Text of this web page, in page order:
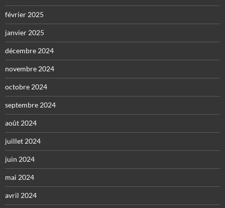
février 2025
janvier 2025
décembre 2024
novembre 2024
octobre 2024
septembre 2024
août 2024
juillet 2024
juin 2024
mai 2024
avril 2024